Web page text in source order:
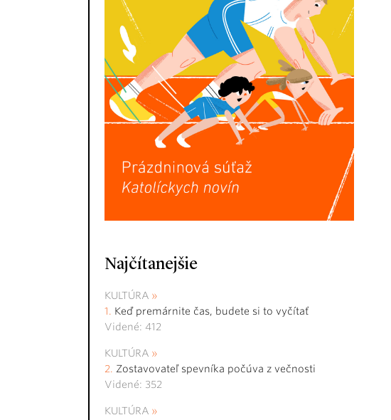
Najčítanejšie
KULTÚRA
Keď premárnite čas, budete si to vyčítať
Videné: 412
KULTÚRA
Zostavovateľ spevníka počúva z večnosti
Videné: 352
KULTÚRA